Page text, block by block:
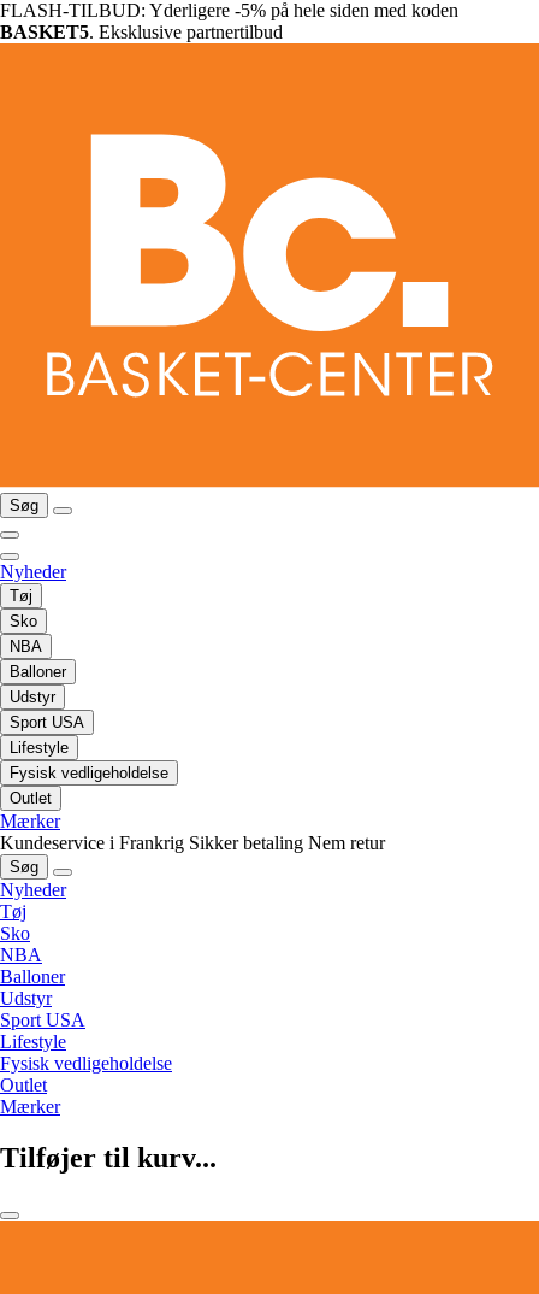
FLASH-TILBUD: Yderligere -5% på hele siden med koden
BASKET5. Eksklusive partnertilbud
Søg
Nyheder
Tøj
Sko
NBA
Balloner
Udstyr
Sport USA
Lifestyle
Fysisk vedligeholdelse
Outlet
Mærker
Kundeservice i Frankrig Sikker betaling Nem retur
Søg
Nyheder
Tøj
Sko
NBA
Balloner
Udstyr
Sport USA
Lifestyle
Fysisk vedligeholdelse
Outlet
Mærker
Tilføjer til kurv...